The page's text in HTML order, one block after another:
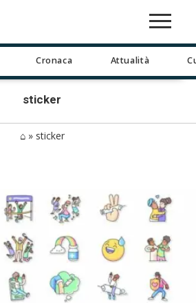
Cronaca Attualità
sticker
⌂» sticker